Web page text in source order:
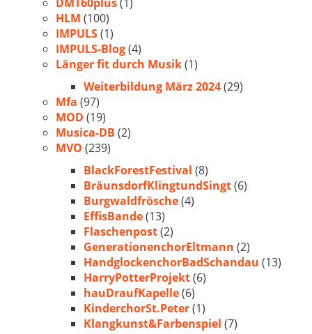
HLM (100)
IMPULS(1)
IMPULS-Blog(4)
Länger fit durch Musik(1)
Weiterbildung März 2024(29)
Mfa (97)
MOD (19)
Musica-DB (2)
MVO (239)
BlackForestFestival (8)
BräunsdorfKlingtundSingt(6)
Burgwaldfrösche(4)
EffisBande(13)
Flaschenpost(2)
GenerationenchorEltmann (2)
HandglockenchorBadSchandau (13)
HarryPotterProjekt(6)
hauDraufKapelle(6)
KinderchorSt.Peter(1)
Klangkunst&Farbenspiel (7)